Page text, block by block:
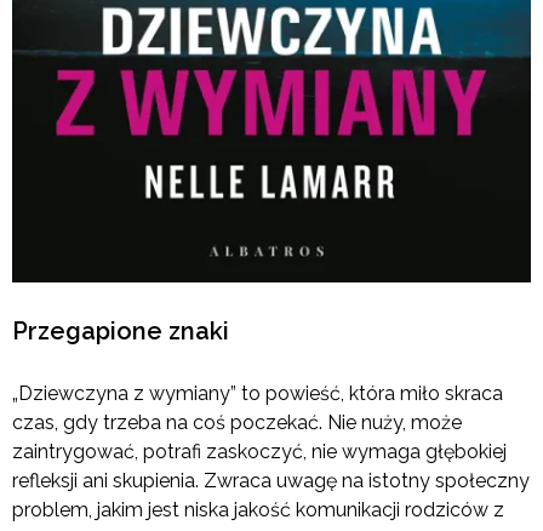
Przegapione znaki
„Dziewczyna z wymiany” to powieść, która miło skraca
czas, gdy trzeba na coś poczekać. Nie nuży, może
zaintrygować, potrafi zaskoczyć, nie wymaga głębokiej
refleksji ani skupienia. Zwraca uwagę na istotny społeczny
problem, jakim jest niska jakość komunikacji rodziców z